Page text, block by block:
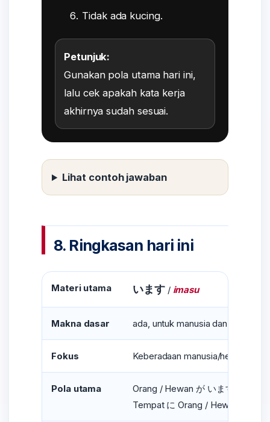
Tidak ada kucing.
Petunjuk:
Gunakan pola utama hari ini,
lalu cek apakah kata kerja
akhirnya sudah sesuai.
Lihat contoh jawaban
8. Ringkasan hari ini
Materi utama います/ imasu
Makna dasar ada, untuk manusia dan hewan
Fokus Keberadaan manusia/hewan
Pola utama
Orang / Hewan が います
Tempat に Orang / Hewan が い